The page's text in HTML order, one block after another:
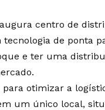
centro de
de ponta
e ter uma
otimizar a
um único local,